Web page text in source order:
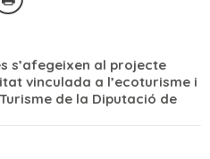
s’afegeixen al projecte
vinculada a l’ecoturisme i
de la Diputació de